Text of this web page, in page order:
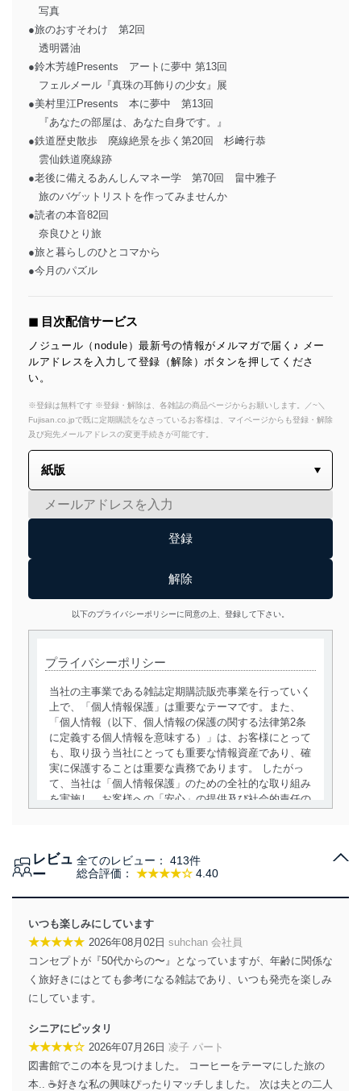
写真
●旅のおすそわけ 第2回
透明醤油
●鈴木芳雄Presents アートに夢中 第13回
フェルメール『真珠の耳飾りの少女』展
●美村里江Presents 本に夢中 第13回
『あなたの部屋は、あなた自身です。』
●鉄道歴史散歩 廃線絶景を歩く第20回 杉﨑行恭
雲仙鉄道廃線跡
●老後に備えるあんしんマネー学 第70回 畠中雅子
旅のバゲットリストを作ってみませんか
●読者の本音82回
奈良ひとり旅
●旅と暮らしのひとコマから
●今月のパズル
◼︎ 目次配信サービス
ノジュール（nodule）最新号の情報がメルマガで届く♪ メー
ルアドレスを入力して登録（解除）ボタンを押してくださ
い。
※登録は無料です ※登録・解除は、各雑誌の商品ページからお願いします。／~＼
Fujisan.co.jpで既に定期購読をなさっているお客様は、マイページからも登録・解除
及び宛先メールアドレスの変更手続きが可能です。
以下のプライバシーポリシーに同意の上、登録して下さい。
プライバシーポリシー
当社の主事業である雑誌定期購読販売事業を行っていく
上で、「個人情報保護」は重要なテーマです。また、
「個人情報（以下、個人情報の保護の関する法律第2条
に定義する個人情報を意味する）」は、お客様にとって
も、取り扱う当社にとっても重要な情報資産であり、確
実に保護することは重要な責務であります。 したがっ
て、当社は「個人情報保護」のための全社的な取り組み
を実施し、お客様への「安心」の提供及び社会的責任の
当社は、個人情報の取得・利用・提供に際して、その利
得・利用・提供を行います。また、当社が保有している
個人情報は、同意を得ずに目的外利用、第三者への提
供・開示は行いません。当社においてはこれらの取り組
みを確実にするため、従業者等の教育を徹底してまいり
ます。また、目的外利用を行わないために、適切な管理
措置を講じます。
法令遵守
当社は、個人情報に関連する法令、国が定める指針及び
その他の規範を遵守します。また、当社の管理の仕組み
に、これらの法令及びその他の規範を常に適合させま
レビュ
ー
総合評価： ★★★★☆ 4.40
全てのレビュー： 413件
いつも楽しみにしています
★★★★★ 2026年08月02日 suhchan 会社員
コンセプトが『50代からの〜』となっていますが、年齢に関係な
く旅好きにはとても参考になる雑誌であり、いつも発売を楽しみ
にしています。
シニアにピッタリ
★★★★☆ 2026年07月26日 凌子 パート
図書館でこの本を見つけました。 コーヒーをテーマにした旅の
本.. ☕️好きな私の興味ぴったりマッチしました。 次は夫との二人